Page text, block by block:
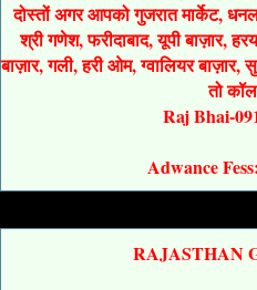
दोस्तों अगर आपको गुजरात मार्केट,
श्री गणेश, फरीदाबाद, यूपी बाज़ार,
बाज़ार, गली, हरी ओम, ग्वालियर
तो
Raj Bhai-
Adwance
RAJASTHAN